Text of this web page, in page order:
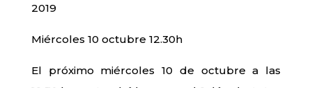
2019
Miércoles 10 octubre 12.30h
El próximo miércoles 10 de octubre a las